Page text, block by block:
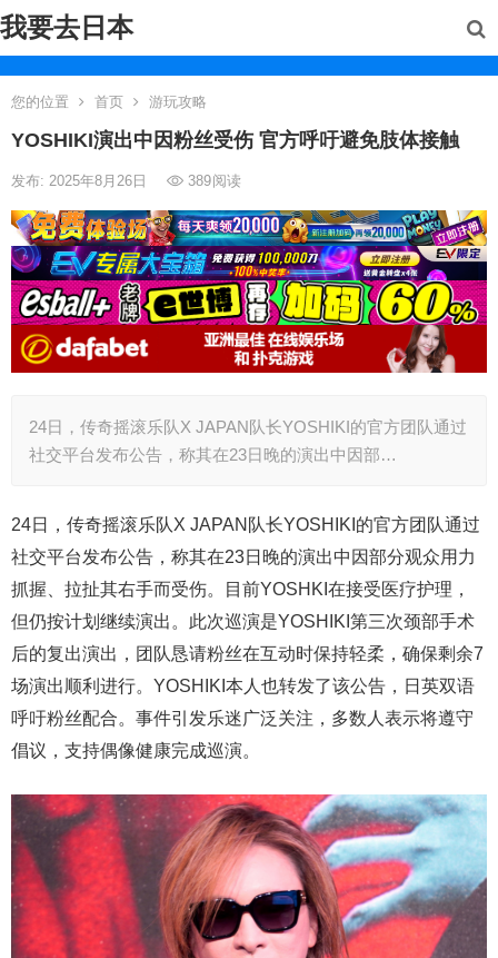
我要去日本
您的位置 首页 游玩攻略
YOSHIKI演出中因粉丝受伤 官方呼吁避免肢体接触
发布: 2025年8月26日 389阅读
24日，传奇摇滚乐队X JAPAN队长YOSHIKI的官方团队通过
社交平台发布公告，称其在23日晚的演出中因部…
24日，传奇摇滚乐队X JAPAN队长YOSHIKI的官方团队通过
社交平台发布公告，称其在23日晚的演出中因部分观众用力
抓握、拉扯其右手而受伤。目前YOSHKI在接受医疗护理，
但仍按计划继续演出。此次巡演是YOSHIKI第三次颈部手术
后的复出演出，团队恳请粉丝在互动时保持轻柔，确保剩余7
场演出顺利进行。YOSHIKI本人也转发了该公告，日英双语
呼吁粉丝配合。事件引发乐迷广泛关注，多数人表示将遵守
倡议，支持偶像健康完成巡演。